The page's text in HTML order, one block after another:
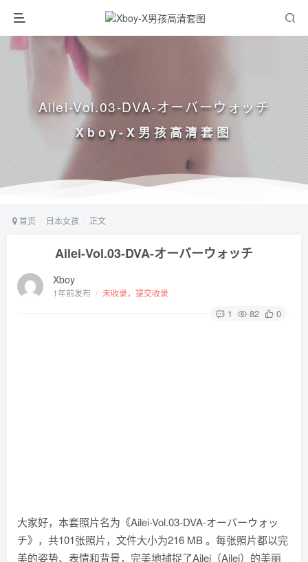
Ailei-Vol.03-DVA-オーバーウォッチ
Xboy-X男孩高清套图
首页 日本女孩 正文
Ailei-Vol.03-DVA-オーバーウォッチ
Xboy
1年前发布 / 未收录，提交收录
1 82 0
大家好，本套照片名为《Ailei-Vol.03-DVA-オーバーウォッ
チ》，共101张照片，文件大小为216 MB 。每张照片都以完
美的姿势、表情和背景，完美地捕捉了Ailei（Ailei）的美丽